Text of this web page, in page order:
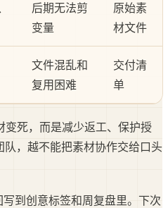
后期无法剪
变量
原始素
材文件
文件混乱和
复用困难
交付清
单
死，而是减少返工、保护授
，越不能把素材协作交给口头
到创意标签和周复盘里。下次